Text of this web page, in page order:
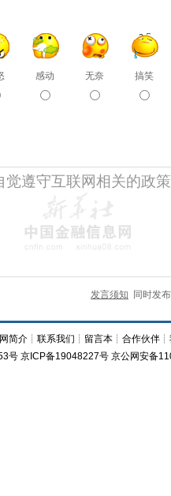
感动 无奈 搞笑
发言须知 同时发
简介 ┊联系我们 ┊ 留言本 ┊合作伙伴 ┊
号 京ICP备19048227号 京公网安备